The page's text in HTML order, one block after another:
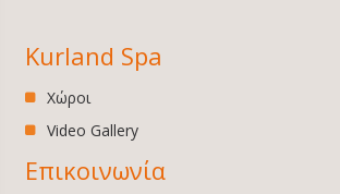
Kurland Spa
Χώροι
Video Gallery
Επικοινωνία